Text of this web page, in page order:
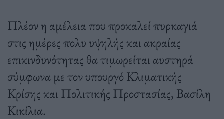
Πλέον η αμέλεια που προκαλεί πυρκαγιά
στις ημέρες πολυ υψηλής και ακραίας
επικινδυνότητας θα τιμωρείται αυστηρά
σύμφωνα με τον υπουργό Κλιματικής
Κρίσης και Πολιτικής Προστασίας, Βασίλη
Κικίλια.